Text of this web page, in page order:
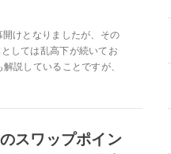
けとなりましたが、その
しては乱高下が続いてお
説していることですが、
スワップポイン